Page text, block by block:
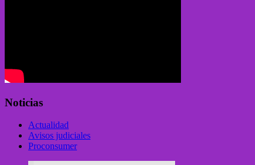
Noticias
Actualidad
Avisos judiciales
Proconsumer